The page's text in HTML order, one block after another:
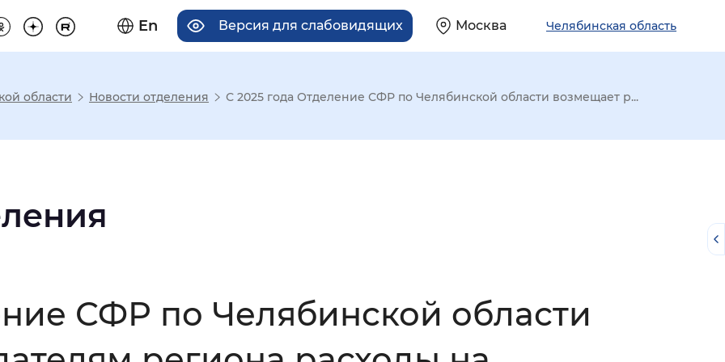
En Версия для слабовидящих Москва Челябинская область
отображения
Увеличенный Большой
области Новости отделения С 2025 года Отделение СФР по Челябинской области возмещает р...
СФР по Челябинской области